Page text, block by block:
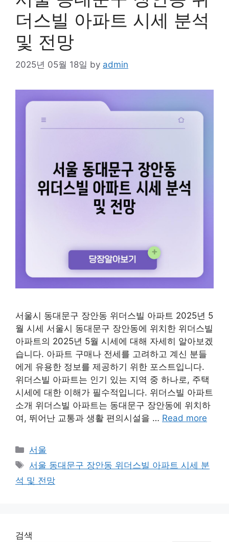
더스빌 아파트 시세 분석
및 전망
2025년 05월 18일 by admin
서울시 동대문구 장안동 위더스빌 아파트 2025년 5
월 시세 서울시 동대문구 장안동에 위치한 위더스빌
아파트의 2025년 5월 시세에 대해 자세히 알아보겠
습니다. 아파트 구매나 전세를 고려하고 계신 분들
에게 유용한 정보를 제공하기 위한 포스트입니다.
위더스빌 아파트는 인기 있는 지역 중 하나로, 주택
시세에 대한 이해가 필수적입니다. 위더스빌 아파트
소개 위더스빌 아파트는 동대문구 장안동에 위치하
여, 뛰어난 교통과 생활 편의시설을 … Read more
Categories
서울
Tags
서울 동대문구 장안동 위더스빌 아파트 시세 분
석 및 전망
검색